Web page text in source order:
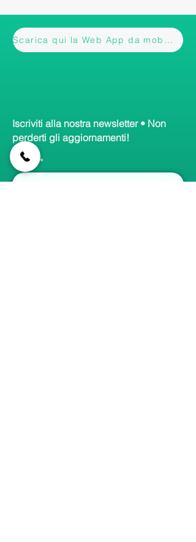
Scarica qui la Web App da mobile
Iscriviti alla nostra newsletter • Non
perderti gli aggiornamenti!
Email